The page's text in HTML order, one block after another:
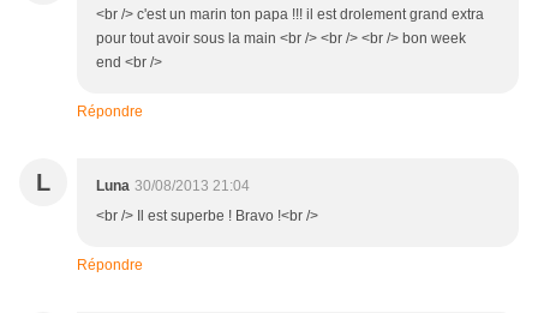
<br /> c'est un marin ton papa !!! il est drolement grand extra
pour tout avoir sous la main <br /> <br /> <br /> bon week
end <br />
Répondre
L Luna 30/08/2013 21:04
<br /> Il est superbe ! Bravo !<br />
Répondre